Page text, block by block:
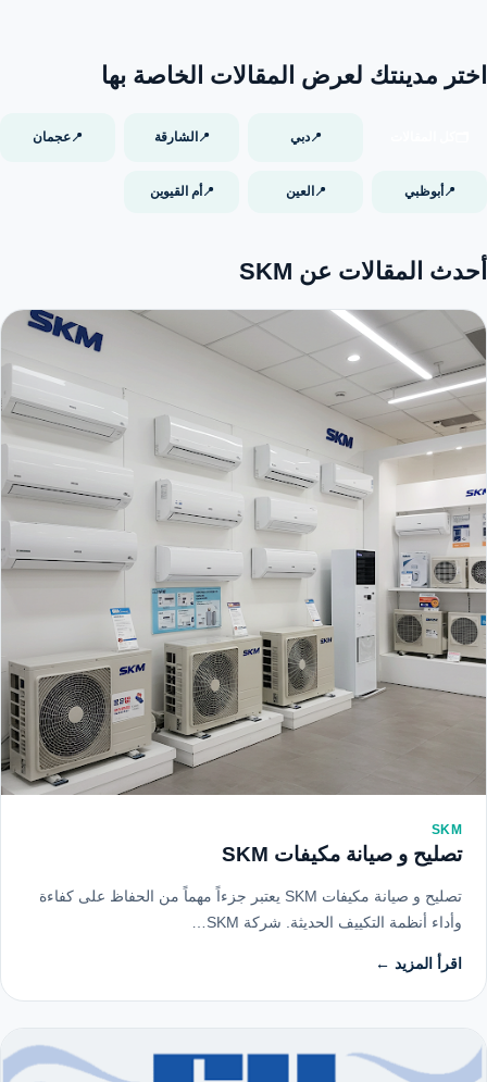
اختر مدينتك لعرض المقالات الخاصة بها
📍دبي 📍 الشارقة 📍عجمان
📍 أبوظبي 📍 العين 📍 أم القيوين
أحدث المقالات عن SKM
SKM
تصليح و صيانة مكيفات SKM
تصليح و صيانة مكيفات SKM يعتبر جزءاً مهماً من الحفاظ على كفاءة
وأداء أنظمة التكييف الحديثة. شركة SKM…
اقرأ المزيد ←